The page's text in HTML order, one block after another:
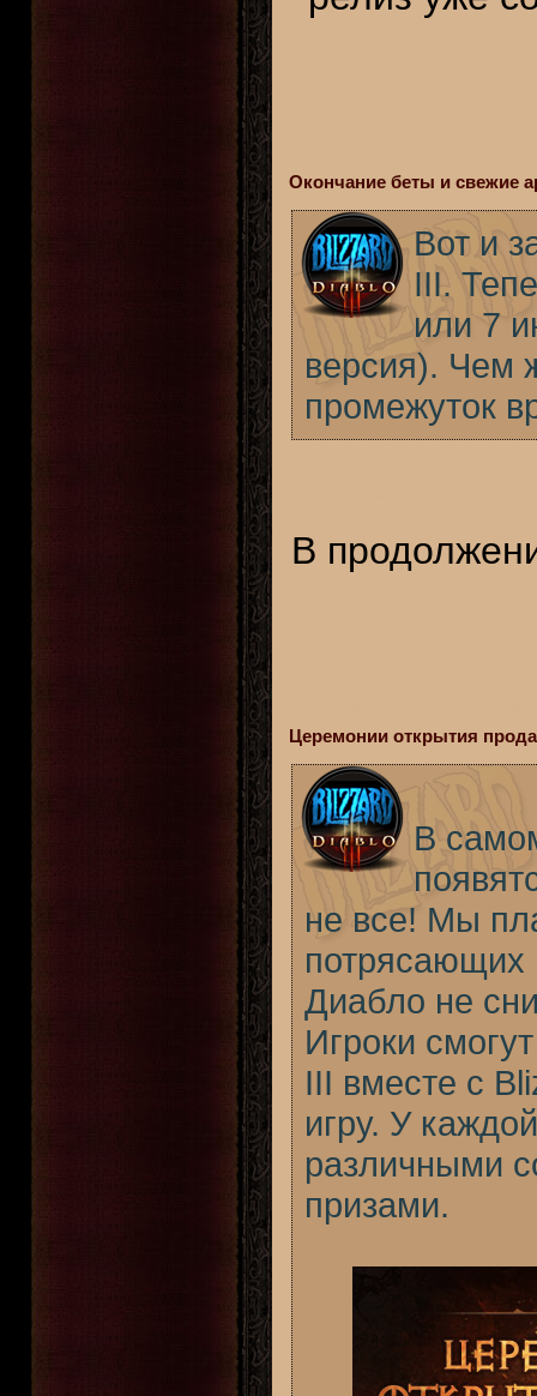
Окончание беты и свежие
Вот и
III.
или 7
версия). Чем
промежуток
В
Церемонии открытия
В
не все! Мы
потрясающих
Диабло не
Игроки
III вместе с
игру. У
различными
призами.